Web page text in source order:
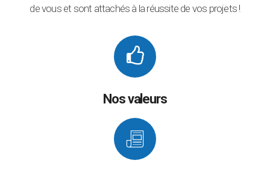
de vous et sont attachés à la réussite de vos projets !
Nos valeurs